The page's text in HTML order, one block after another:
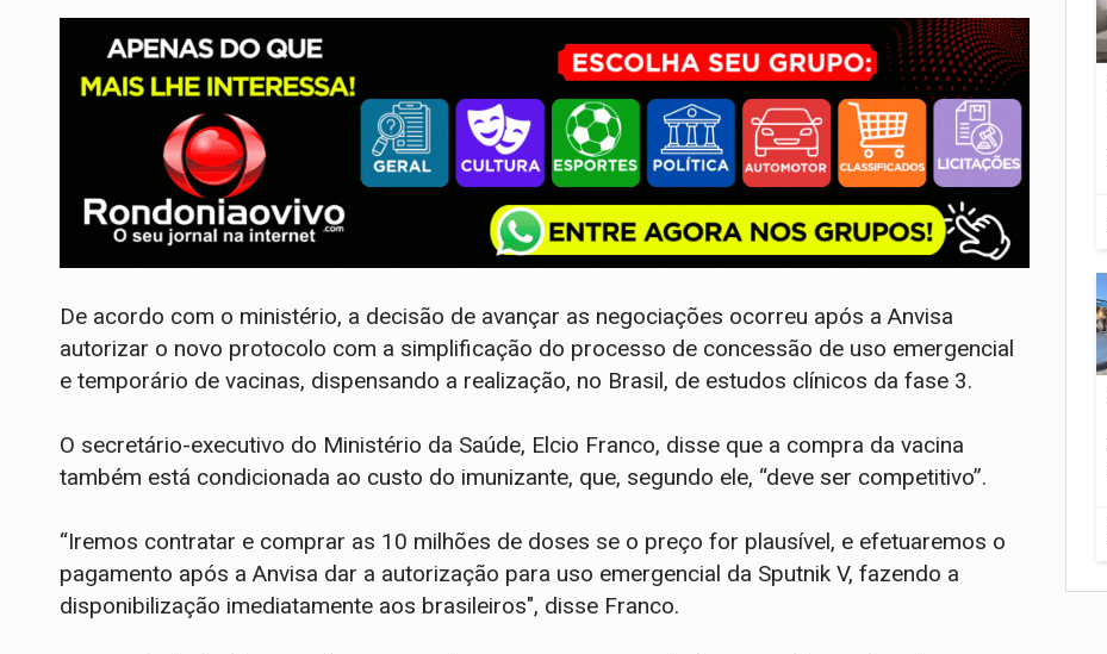
De acordo com o ministério, a decisão de avançar as negociações ocorreu após a Anvisa
autorizar o novo protocolo com a simplificação do processo de concessão de uso emergencial
e temporário de vacinas, dispensando a realização, no Brasil, de estudos clínicos da fase 3.
O secretário-executivo do Ministério da Saúde, Elcio Franco, disse que a compra da vacina
também está condicionada ao custo do imunizante, que, segundo ele, “deve ser competitivo”.
“Iremos contratar e comprar as 10 milhões de doses se o preço for plausível, e efetuaremos o
pagamento após a Anvisa dar a autorização para uso emergencial da Sputnik V, fazendo a
disponibilização imediatamente aos brasileiros", disse Franco.